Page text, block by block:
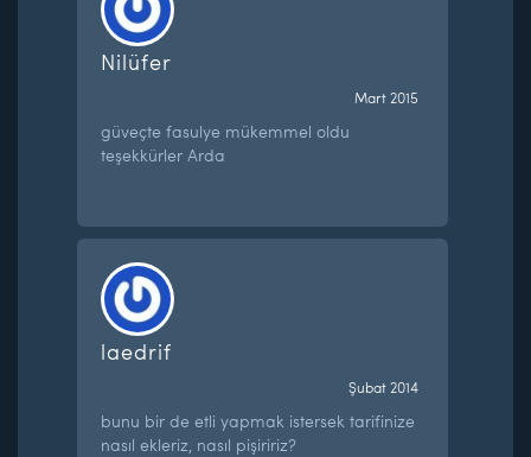
Nilüfer
Mart 2015
güveçte fasulye mükemmel oldu
teşekkürler Arda
laedrif
Şubat 2014
bunu bir de etli yapmak istersek tarifinize
nasıl ekleriz, nasıl pişiririz?